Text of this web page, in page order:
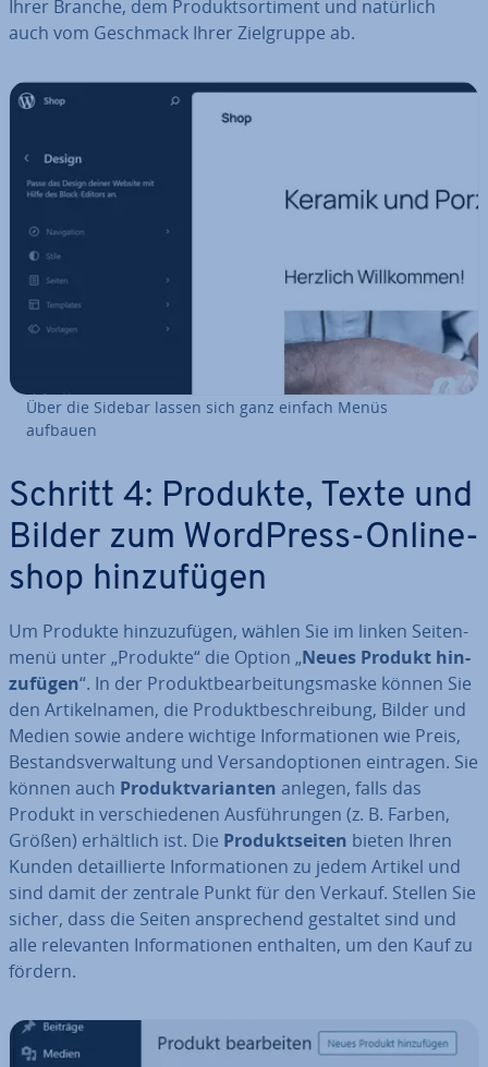
Ihrer Branche, dem Pro­dukt­sor­ti­ment und natürlich
auch vom Geschmack Ihrer Ziel­grup­pe ab.
Über die Sidebar lassen sich ganz einfach Menüs
aufbauen
Schritt 4: Produkte, Texte und
Bilder zum WordPress-On­line­
shop hin­zu­fü­gen
Um Produkte hin­zu­zu­fü­gen, wählen Sie im linken Sei­ten­
me­nü unter „Produkte“ die Option „Neues Produkt hin­
zu­fü­gen“. In der Pro­dukt­be­ar­bei­tungs­mas­ke können Sie
den Ar­ti­kel­na­men, die Pro­dukt­be­schrei­bung, Bilder und
Medien sowie andere wichtige In­for­ma­tio­nen wie Preis,
Be­stands­ver­wal­tung und Ver­sand­op­tio­nen eintragen. Sie
können auch Pro­dukt­va­ri­an­ten anlegen, falls das
Produkt in ver­schie­de­nen Aus­füh­run­gen (z. B. Farben,
Größen) er­hält­lich ist. Die Pro­dukt­sei­ten bieten Ihren
Kunden de­tail­lier­te In­for­ma­tio­nen zu jedem Artikel und
sind damit der zentrale Punkt für den Verkauf. Stellen Sie
sicher, dass die Seiten an­spre­chend gestaltet sind und
alle re­le­van­ten In­for­ma­tio­nen enthalten, um den Kauf zu
fördern.